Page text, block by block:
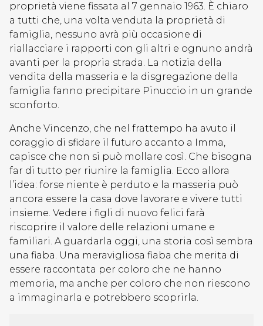
proprietà viene fissata al 7 gennaio 1963. È chiaro
a tutti che, una volta venduta la proprietà di
famiglia, nessuno avrà più occasione di
riallacciare i rapporti con gli altri e ognuno andrà
avanti per la propria strada. La notizia della
vendita della masseria e la disgregazione della
famiglia fanno precipitare Pinuccio in un grande
sconforto.
Anche Vincenzo, che nel frattempo ha avuto il
coraggio di sfidare il futuro accanto a Imma,
capisce che non si può mollare così. Che bisogna
far di tutto per riunire la famiglia. Ecco allora
l’idea: forse niente è perduto e la masseria può
ancora essere la casa dove lavorare e vivere tutti
insieme. Vedere i figli di nuovo felici farà
riscoprire il valore delle relazioni umane e
familiari. A guardarla oggi, una storia così sembra
una fiaba. Una meravigliosa fiaba che merita di
essere raccontata per coloro che ne hanno
memoria, ma anche per coloro che non riescono
a immaginarla e potrebbero scoprirla.